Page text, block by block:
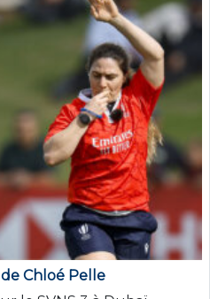
Chloé Pelle